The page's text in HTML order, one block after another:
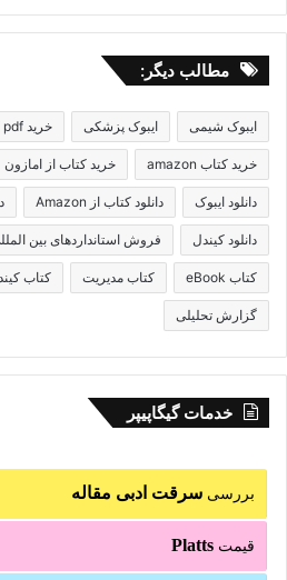
مطالب دیگر:
ایبوک شیمی ایبوک پزشکی خرید pdf کتاب خارجی
خرید کتاب amazon خرید کتاب از امازون
دانلود ایبوک دانلود کتاب از Amazon
دانلود کیندل فروش استانداردهای بین
کتاب eBook کتاب مدیریت کتاب
گزارش تحلیلی
خدمات گیگاپیپر
بررسی سرقت ادبی مقاله
قیمت Platts